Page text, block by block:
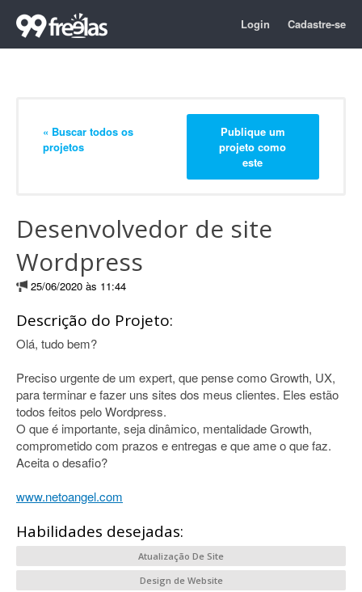
Login Cadastre-se
« Buscar todos os
projetos
Publique um
projeto como
este
Desenvolvedor de site
Wordpress
25/06/2020 às 11:44
Descrição do Projeto:
Olá, tudo bem?
Preciso urgente de um expert, que pense como Growth, UX,
para terminar e fazer uns sites dos meus clientes. Eles estão
todos feitos pelo Wordpress.
O que é importante, seja dinâmico, mentalidade Growth,
comprometido com prazos e entregas e que ame o que faz.
Aceita o desafio?
www.netoangel.com
Habilidades desejadas:
Atualização De Site
Design de Website